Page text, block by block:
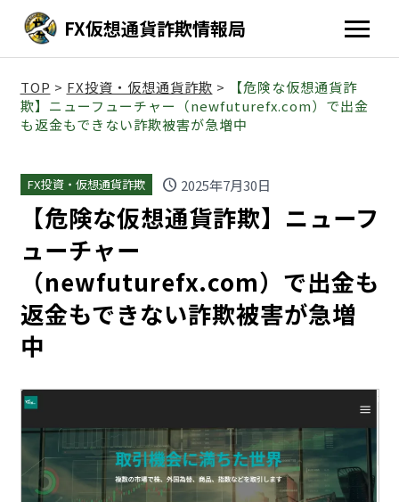
FX仮想通貨詐欺情報局
TOP > FX投資・仮想通貨詐欺 >
【危険な仮想通貨詐
欺】ニューフューチャー（newfuturefx.com）で出金
も返金もできない詐欺被害が急増中
FX投資・仮想通貨詐欺 schedule 2025年7月30日
【危険な仮想通貨詐欺】ニューフ
ューチャー
（newfuturefx.com）で出金も
返金もできない詐欺被害が急増
中